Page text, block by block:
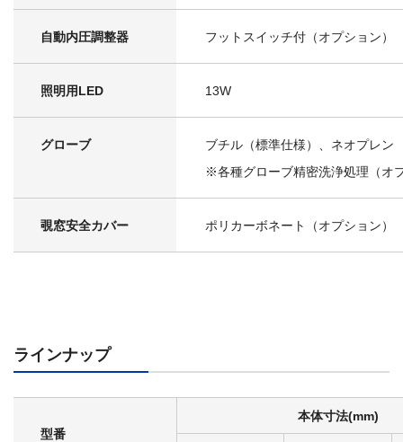
自動内圧調整器 フットスイッチ付（オプション）
照明用LED 13W
グローブ
ブチル（標準仕様）、ネオプレン
※各種グローブ精密洗浄処理（オ
覗窓安全カバー ポリカーボネート（オプション）
ラインナップ
型番
本体寸法(mm)